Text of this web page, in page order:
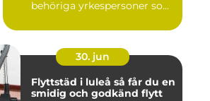
behöriga yrkespersoner so...
30. jun
Flyttstäd i luleå så får du en
smidig och godkänd flytt